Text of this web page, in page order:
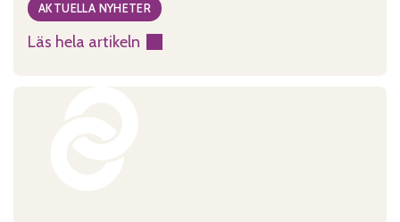
AKTUELLA NYHETER
Läs hela artikeln
: